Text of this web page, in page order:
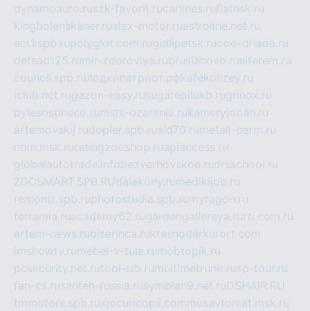
dynamoauto.ruszk-favorit.rucarlines.ruflatnsk.ru
kingbolenskaner.rualex-motor.ruastroline.net.ru
act1.spb.rupolyglot.com.rugidlipetsk.ruooo-driada.ru
detsad125.ru mir-zdoroviya.rubruslanovo.rusiterem.ru
council.spb.ruлодкипатриот.рфkafekolizey.ru
iclub.net.rugazon-easy.rusugarepilekb.rugrinox.ru
pylesostineco.ru msts-ozarenie.rukameryjooan.ru
artemovskij.rudopler.spb.ruaid70.ru metall-perm.ru
ndm.msk.ru ratingzooshop.ruapiaccess.ru
globalautotrade.info bezverhovskoe.rudrsschool.ru
ZOOSMART.SPB.RUdalakony.ru medikijob.ru
remontt.spb.ruphotostudia.spb.ru myragon.ru
terramia.ruacademy62.rugardengallereya.ru rti.com.ru
artem-news.rubiserinca.rukrasnodarkurort.com
imshowtv.ru mebel-v-tule.ru mobtopik.ru
pcsecurity.net.rutool-sib.ru multimetrunit.rusp-tour.ru
fan-cs.rusanteh-russia.rusymbian9.net.ruDSHAIR.RU
tmmotors.spb.ruxjocuricopii.com musavtomat.msk.ru